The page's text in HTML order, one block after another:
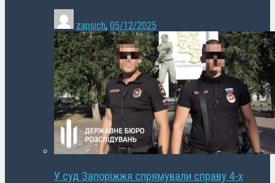
zapsich, 05/12/2025
У суд Запоріжжя спрямували справу 4-х